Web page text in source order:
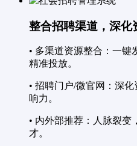
整合招聘渠道，深化
• 多渠道资源整合：一键
精准投放。
• 招聘门户/微官网：深
响力。
• 内外部推荐：人脉裂变
才。